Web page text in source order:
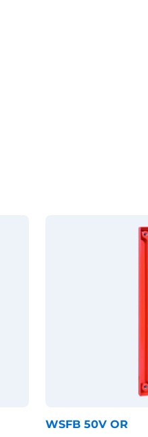
WSFB 50V OR